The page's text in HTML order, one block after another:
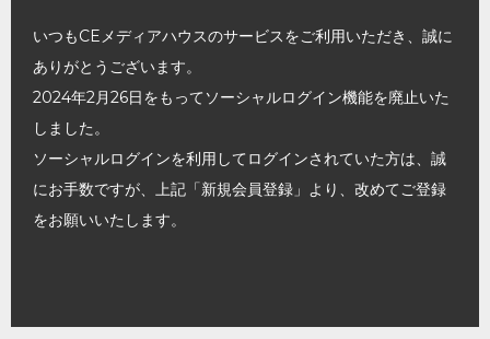
いつもCEメディアハウスのサービスをご利用いただき、誠に
ありがとうございます。
2024年2月26日をもってソーシャルログイン機能を廃止いた
しました。
ソーシャルログインを利用してログインされていた方は、誠
にお手数ですが、上記「新規会員登録」より、改めてご登録
をお願いいたします。